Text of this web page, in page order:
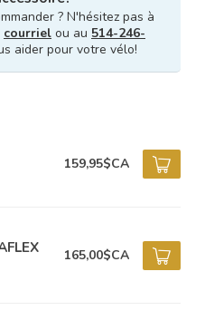
? N'hésitez pas à
courriel ou au 514-246-
aider pour votre vélo!
159,95$CA
165,00$CA